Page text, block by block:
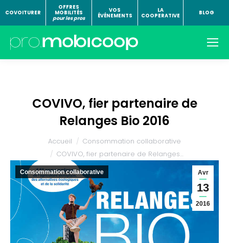
COVOITURER
OFFRES
MOBILITÉS
pour les pros
VOS
ÉVÉNEMENTS
LA
COOPERATIVE
BLOG
COVIVO, fier partenaire de
Relanges Bio 2016
Accueil
Consommation collaborative
COVIVO, fier partenaire de Relanges…
Avr
13
2016
Consommation collaborative